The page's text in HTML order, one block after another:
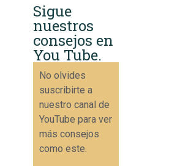
Sigue
nuestros
consejos en
You Tube.
No olvides
suscribirte a
nuestro canal de
YouTube para ver
más consejos
como este.